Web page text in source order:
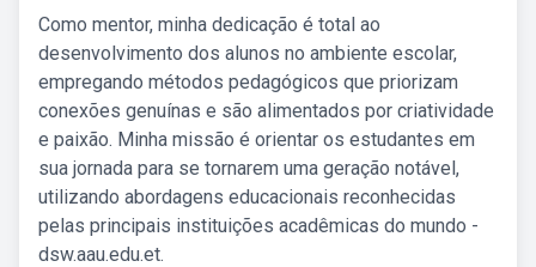
Como mentor, minha dedicação é total ao
desenvolvimento dos alunos no ambiente escolar,
empregando métodos pedagógicos que priorizam
conexões genuínas e são alimentados por criatividade
e paixão. Minha missão é orientar os estudantes em
sua jornada para se tornarem uma geração notável,
utilizando abordagens educacionais reconhecidas
pelas principais instituições acadêmicas do mundo -
dsw.aau.edu.et.